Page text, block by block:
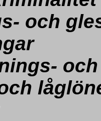
och